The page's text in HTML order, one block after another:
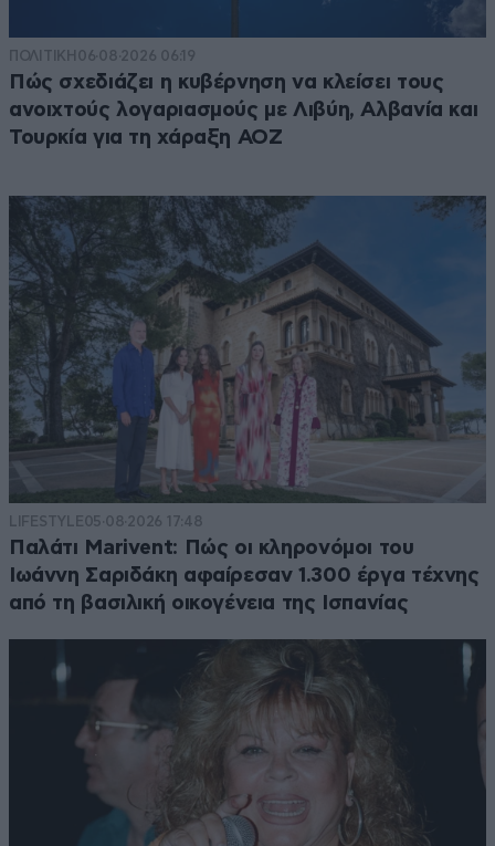
ΠΟΛΙΤΙΚΗ 06·08·2026 06:19
Πώς σχεδιάζει η κυβέρνηση να κλείσει τους
ανοιχτούς λογαριασμούς με Λιβύη, Αλβανία και
Τουρκία για τη χάραξη ΑΟΖ
LIFESTYLE05·08·2026 17:48
Παλάτι Marivent: Πώς οι κληρονόμοι του
Ιωάννη Σαριδάκη αφαίρεσαν 1.300 έργα τέχνης
από τη βασιλική οικογένεια της Ισπανίας